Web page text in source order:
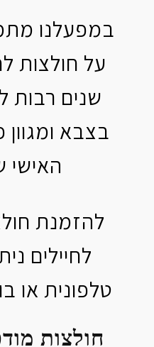
במפעלנו
על חולצות
שנים רבות
בצבא ומגוון
האישי
להזמנת
לחיילים
טלפונית או
חולצות